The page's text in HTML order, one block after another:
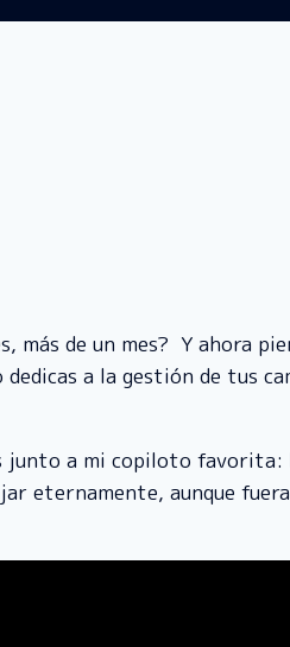
de un mes? Y ahora
a la gestión de tus
junto a mi copiloto
eternamente, aunque